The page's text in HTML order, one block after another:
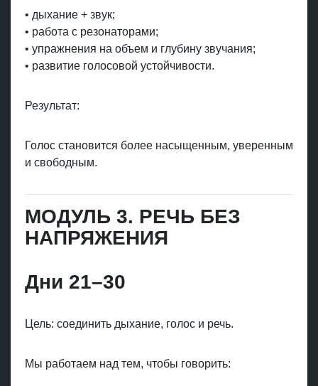
• дыхание + звук;
• работа с резонаторами;
• упражнения на объем и глубину звучания;
• развитие голосовой устойчивости.
Результат:
Голос становится более насыщенным, уверенным
и свободным.
МОДУЛЬ 3. РЕЧЬ БЕЗ
НАПРЯЖЕНИЯ
Дни 21–30
Цель: соединить дыхание, голос и речь.
Мы работаем над тем, чтобы говорить: